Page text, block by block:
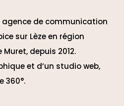
agence de communication
sur Lèze en région
depuis 2012.
et d’un studio web,
360°.